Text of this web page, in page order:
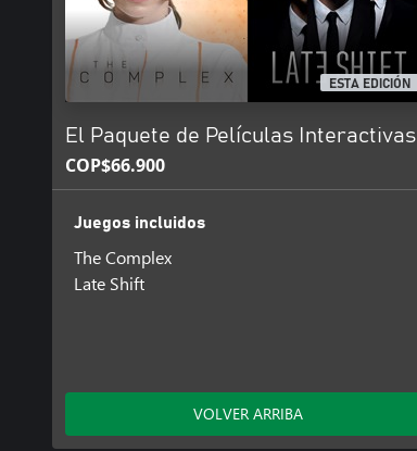
ESTA EDICIÓN
El Paquete de Películas Interactivas
COP$66.900
Juegos incluidos
The Complex
Late Shift
VOLVER ARRIBA